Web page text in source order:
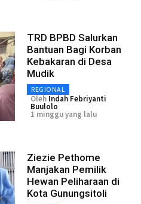
TRD BPBD Salurkan
Bantuan Bagi Korban
Kebakaran di Desa
Mudik
REGIONAL
Oleh Indah Febriyanti
Buulolo
1 minggu yang lalu
Ziezie Pethome
Manjakan Pemilik
Hewan Peliharaan di
Kota Gunungsitoli